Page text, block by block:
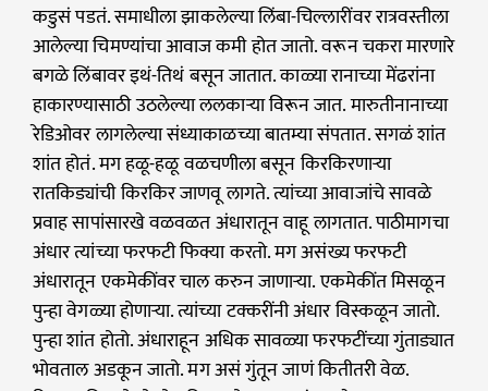
कडुसं पडतं. समाधीला झाकलेल्या लिंबा-चिल्लारींवर रात्रवस्तीला
आलेल्या चिमण्यांचा आवाज कमी होत जातो. वरून चकरा मारणारे
बगळे लिंबावर इथं-तिथं बसून जातात. काळ्या रानाच्या मेंढरांना
हाकारण्यासाठी उठलेल्या ललकाऱ्या विरून जात. मारुतीनानाच्या
रेडिओवर लागलेल्या संध्याकाळच्या बातम्या संपतात. सगळं शांत
शांत होतं. मग हळू-हळू वळचणीला बसून किरकिरणाऱ्या
रातकिड्यांची किरकिर जाणवू लागते. त्यांच्या आवाजांचे सावळे
प्रवाह सापांसारखे वळवळत अंधारातून वाहू लागतात. पाठीमागचा
अंधार त्यांच्या फरफटी फिक्या करतो. मग असंख्य फरफटी
अंधारातून एकमेकींवर चाल करुन जाणाऱ्या. एकमेकींत मिसळून
पुन्हा वेगळ्या होणाऱ्या. त्यांच्या टक्करींनी अंधार विस्कळून जातो.
पुन्हा शांत होतो. अंधाराहून अधिक सावळ्या फरफटींच्या गुंताड्यात
भोवताल अडकून जातो. मग असं गुंतून जाणं कितीतरी वेळ.